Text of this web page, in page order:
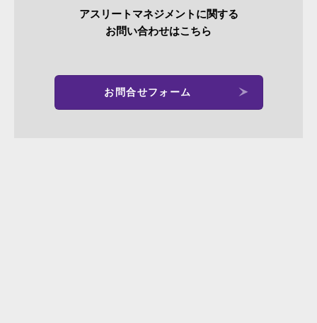
アスリートマネジメントに関する
お問い合わせはこちら
お問合せフォーム